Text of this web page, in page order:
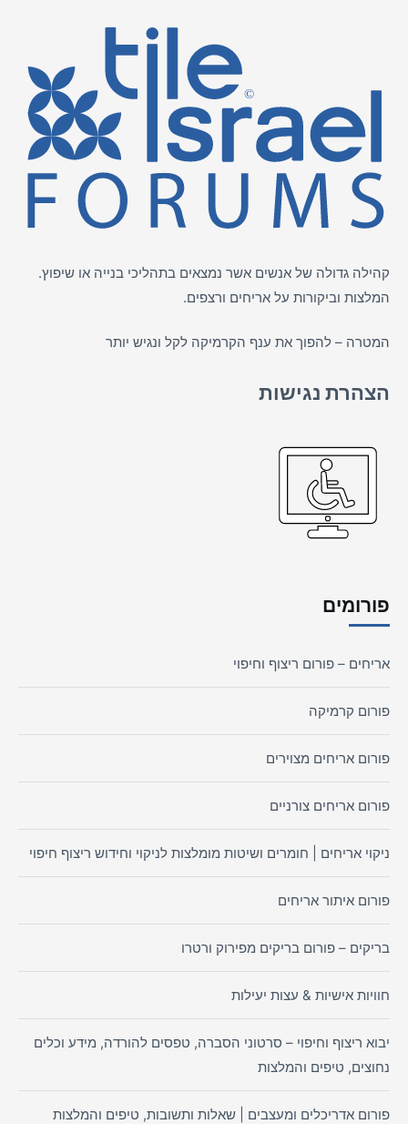
קהילה גדולה של אנשים אשר נמצאים בתהליכי בנייה או שיפוץ.
המלצות וביקורות על אריחים ורצפים.
המטרה – להפוך את ענף הקרמיקה לקל ונגיש יותר
הצהרת נגישות
פורומים
אריחים – פורום ריצוף וחיפוי
פורום קרמיקה
פורום אריחים מצוירים
פורום אריחים צורניים
ניקוי אריחים | חומרים ושיטות מומלצות לניקוי וחידוש ריצוף חיפוי
פורום איתור אריחים
בריקים – פורום בריקים מפירוק ורטרו
חוויות אישיות & עצות יעילות
יבוא ריצוף וחיפוי – סרטוני הסברה, טפסים להורדה, מידע וכלים
נחוצים, טיפים והמלצות
פורום אדריכלים ומעצבים | שאלות ותשובות, טיפים והמלצות